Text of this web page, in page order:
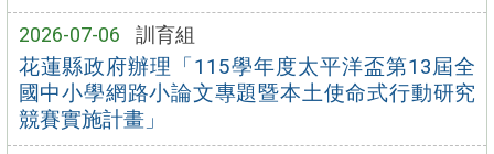
2026-07-06 訓育組
花蓮縣政府辦理「115學年度太平洋盃第13屆全
國中小學網路小論文專題暨本土使命式行動研究
競賽實施計畫」